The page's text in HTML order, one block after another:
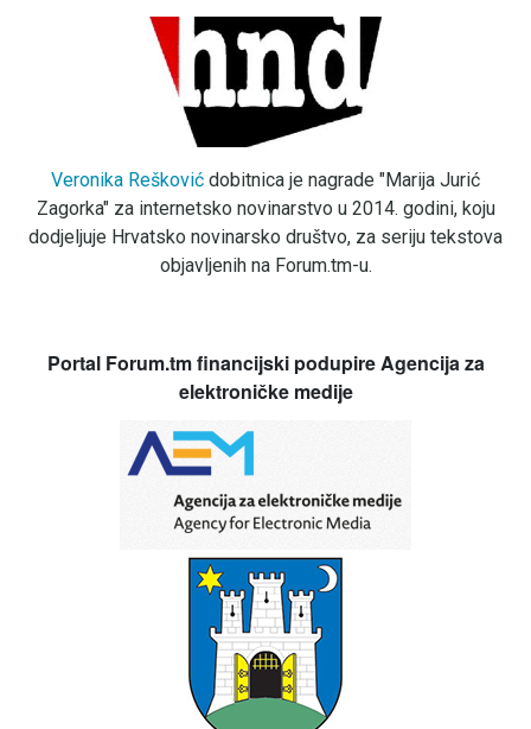
Veronika Rešković dobitnica je nagrade "Marija Jurić
Zagorka" za internetsko novinarstvo u 2014. godini, koju
dodjeljuje Hrvatsko novinarsko društvo, za seriju tekstova
objavljenih na Forum.tm-u.
Portal Forum.tm financijski podupire Agencija za
elektroničke medije